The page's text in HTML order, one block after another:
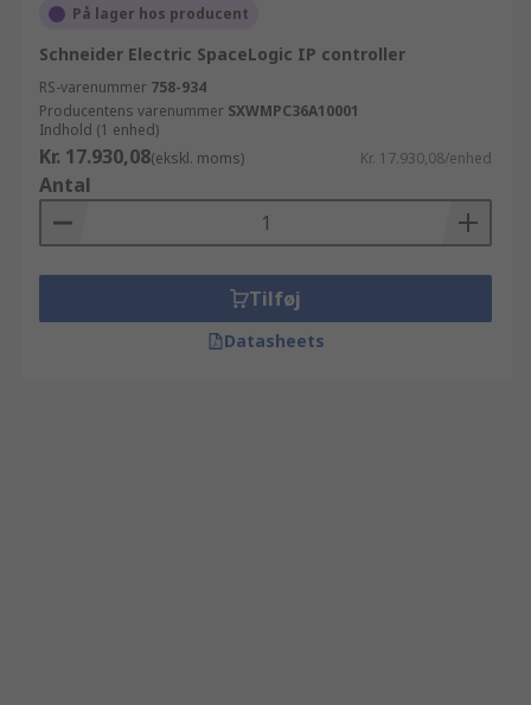
På lager hos producent
Schneider Electric SpaceLogic IP controller
RS-varenummer 758-934
Producentens varenummer SXWMPC36A10001
Indhold (1 enhed)
Kr. 17.930,08(ekskl. moms) Kr. 17.930,08/enhed
Antal
Tilføj
Datasheets